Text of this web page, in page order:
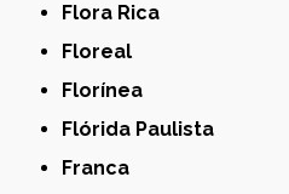
Flora Rica
Floreal
Florínea
Flórida Paulista
Franca